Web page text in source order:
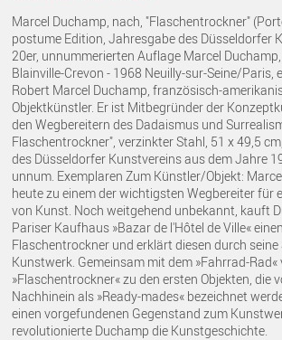
Marcel Duchamp, nach, "Flaschentrockner"
postume Edition, Jahresgabe des Düsseldorfer
20er, unnummerierten Auflage Marcel
Blainville-Crevon - 1968 Neuilly-sur-Seine/Paris,
Robert Marcel Duchamp, französisch-
Objektkünstler. Er ist Mitbegründer der
den Wegbereitern des Dadaismus und
Flaschentrockner", verzinkter Stahl, 51 x 49,5
des Düsseldorfer Kunstvereins aus dem Jahre
unnum. Exemplaren Zum Künstler/Objekt:
heute zu einem der wichtigsten Wegbereiter für
von Kunst. Noch weitgehend unbekannt, kauft
Pariser Kaufhaus »Bazar de l'Hôtel de Ville«
Flaschentrockner und erklärt diesen durch
Kunstwerk. Gemeinsam mit dem »Fahrrad-
»Flaschentrockner« zu den ersten Objekten, die
Nachhinein als »Ready-mades« bezeichnet
einen vorgefundenen Gegenstand zum
revolutionierte Duchamp die Kunstgeschichte.